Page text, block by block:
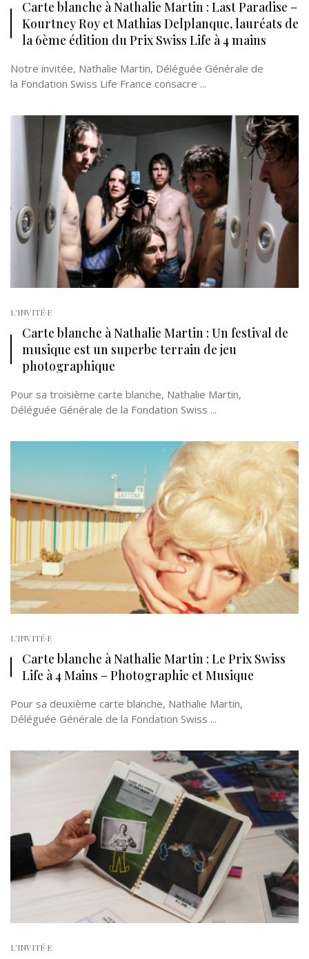
Carte blanche à Nathalie Martin : Last Paradise –
Kourtney Roy et Mathias Delplanque, lauréats de
la 6ème édition du Prix Swiss Life à 4 mains
Notre invitée, Nathalie Martin, Déléguée Générale de
la Fondation Swiss Life France consacre ...
L'INVITÉ·E
Carte blanche à Nathalie Martin : Un festival de
musique est un superbe terrain de jeu
photographique
Pour sa troisième carte blanche, Nathalie Martin,
Déléguée Générale de la Fondation Swiss ...
L'INVITÉ·E
Carte blanche à Nathalie Martin : Le Prix Swiss
Life à 4 Mains – Photographie et Musique
Pour sa deuxième carte blanche, Nathalie Martin,
Déléguée Générale de la Fondation Swiss ...
L'INVITÉ·E